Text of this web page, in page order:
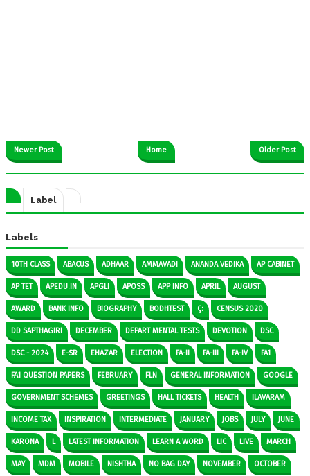
Newer Post Older Post
Home
Label
Labels
10TH CLASS ABACUS ADHAAR AMMAVADI ANANDA VEDIKA AP CABINET
AP TET APEDU.IN APGLI APOSS APP INFO APRIL AUGUST
AWARD BANK INFO BIOGRAPHY BODHTEST Ç: CENSUS 2020
DD SAPTHAGIRI DECEMBER DEPART MENTAL TESTS DEVOTION DSC
DSC - 2024 E-SR EHAZAR ELECTION FA-II FA-III FA-IV FA1
FA1 QUESTION PAPERS FEBRUARY FLN GENERAL INFORMATION GOOGLE
GOVERNMENT SCHEMES GREETINGS HALL TICKETS HEALTH ILAVARAM
INCOME TAX INSPIRATION INTERMEDIATE JANUARY JOBS JULY JUNE
KARONA L LATEST INFORMATION LEARN A WORD LIC LIVE MARCH
MAY MDM MOBILE NISHTHA NO BAG DAY NOVEMBER OCTOBER